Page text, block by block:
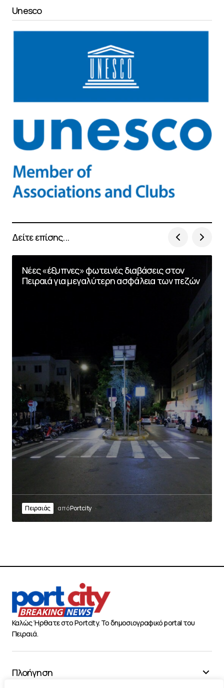
Unesco
Δείτε επίσης...
Νέες «έξυπνες» φωτεινές διαβάσεις στον
Πειραιά για μεγαλύτερη ασφάλεια των πεζών
Πειραιάς απόPortcity
Καλώς Ήρθατε στο Portcity. Το δημοσιογραφικό portal του
Πειραιά.
Πλοήγηση